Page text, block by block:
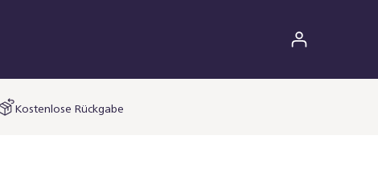
Kostenlose Rückgabe